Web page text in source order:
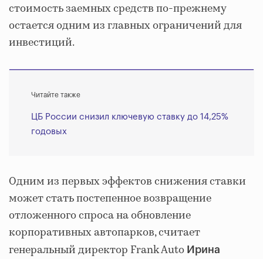
стоимость заемных средств по-прежнему
остается одним из главных ограничений для
инвестиций.
Читайте также
ЦБ России снизил ключевую ставку до 14,25%
годовых
Одним из первых эффектов снижения ставки
может стать постепенное возвращение
отложенного спроса на обновление
корпоративных автопарков, считает
генеральный директор Frank Auto Ирина